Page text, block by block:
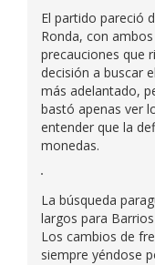
El partido pareció
Ronda, con
precauciones que
decisión a buscar
más adelantado,
bastó apenas ver
entender que la
monedas.
La búsqueda
largos para
Los cambios de
siempre yéndose